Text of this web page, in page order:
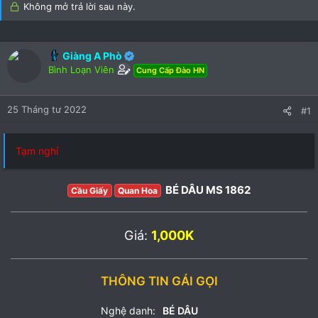
Không mở trả lời sau này.
Giàng A Phò
Bình Loạn Viên Cung Cấp Đào HN
25 Tháng tư 2022 #1
Tạm nghỉ
Cầu Giấy Quan Hoa BÉ DÂU MS 1862
Giá: 1,000K
THÔNG TIN GÁI GỌI
Nghệ danh: BÉ DÂU